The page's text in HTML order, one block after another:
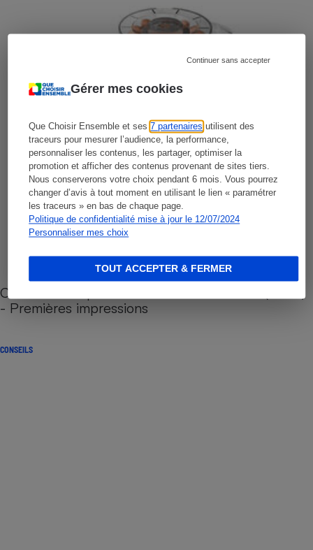
Gérer mes cookies
Que Choisir Ensemble et ses7 partenaires utilisent des
traceurs pour mesurer l’audience, la performance,
personnaliser les contenus, les partager, optimiser la
promotion et afficher des contenus provenant de sites tiers.
Nous conserverons votre choix pendant 6 mois. Vous pourrez
changer d’avis à tout moment en utilisant le lien « paramétrer
les traceurs » en bas de chaque page.
Politique de confidentialité mise à jour le 12/07/2024
Personnaliser mes choix
Continuer sans accepter
TOUT ACCEPTER & FERMER
Cafetière à capsules zéro déchet CoffeeB (vidéo)
- Premières impressions
CONSEILS